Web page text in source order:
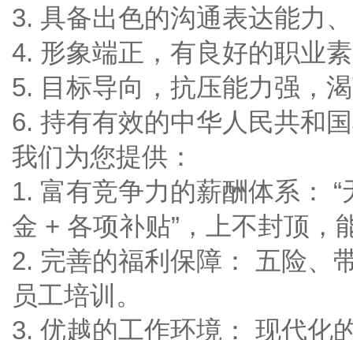
3. 具备出色的沟通表达能力
4. 形象端正，有良好的职业
5. 目标导向，抗压能力强，
6. 持有有效的中华人民共和
我们为您提供：
1. 富有竞争力的薪酬体系：
金 + 各项补贴”，上不封顶，
2. 完善的福利保障： 五险、
员工培训。
3. 优越的工作环境： 现代化